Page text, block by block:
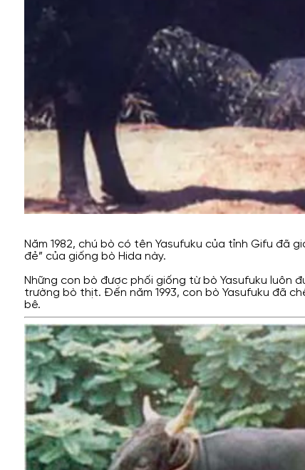
Năm 1982, chú bò có tên Yasufuku của tỉnh Gifu đã
đẻ” của giống bò Hida này.
Những con bò được phối giống từ bò Yasufuku luôn
trường bò thịt. Đến năm 1993, con bò Yasufuku đã
bê.